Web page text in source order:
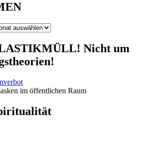
Nicht um
im öffentlichen Raum